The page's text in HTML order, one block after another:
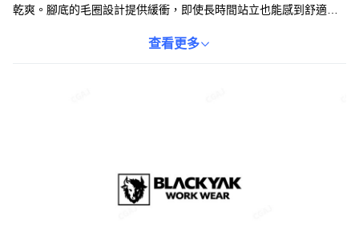
乾爽。腳底的毛圈設計提供緩衝，即使長時間站立也能感到舒適。
行、運動或工作，BLACK YAK基本登山襪都是您的理想選擇。
查看更多